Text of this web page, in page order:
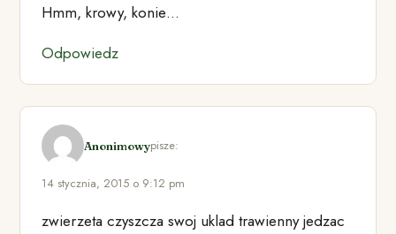
Hmm, krowy, konie…
Odpowiedz
Anonimowypisze:
14 stycznia, 2015 o 9:12 pm
zwierzeta czyszcza swoj uklad trawienny jedzac